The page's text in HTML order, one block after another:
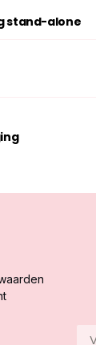
stand-alone